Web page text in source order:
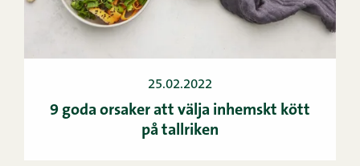
25.02.2022
9 goda orsaker att välja inhemskt kött
på tallriken